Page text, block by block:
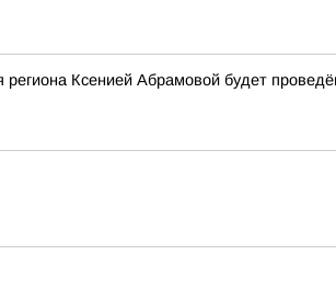
региона Ксенией Абрамовой будет